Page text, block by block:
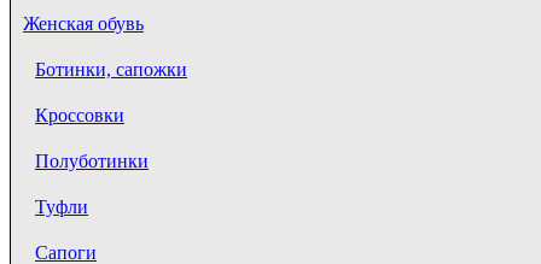
Женская обувь
Ботинки, сапожки
Кроссовки
Полуботинки
Туфли
Сапоги